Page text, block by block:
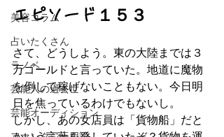
美容コラム
占いたくさん
ラノベ
芸能人の過去世
芸能オーディション
エピソード１５３
さて、どうしよう。東の大陸までは３
万ゴールドと言っていた。地道に魔物
を倒して稼げないこともない。今日明
日を焦っているわけでもないし。
しかし、あの女店員は「貨物船」だと